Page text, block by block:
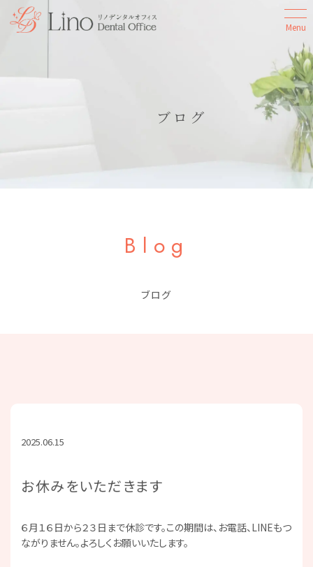
Menu
ブログ
Blog
ブログ
2025.06.15
お休みをいただきます
６月１６日から２３日まで休診です。この期間は、お電話、LINEもつ
ながりません。よろしくお願いいたします。